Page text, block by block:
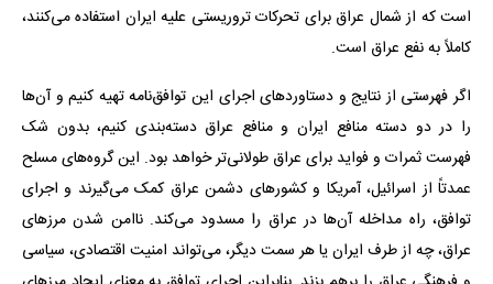
است که از شمال عراق برای تحرکات تروریستی علیه ایران استفاده می‌کنند،
کاملاً به نفع عراق است.
اگر فهرستی از نتایج و دستاوردهای اجرای این توافق‌نامه تهیه کنیم و آن‌ها
را در دو دسته منافع ایران و منافع عراق دسته‌بندی کنیم، بدون شک
فهرست ثمرات و فواید برای عراق طولانی‌تر خواهد بود. این گروه‌های مسلح
عمدتاً از اسرائیل، آمریکا و کشورهای دشمن عراق کمک می‌گیرند و اجرای
توافق، راه مداخله آن‌ها در عراق را مسدود می‌کند. ناامن شدن مرزهای
عراق، چه از طرف ایران یا هر سمت دیگر، می‌تواند امنیت اقتصادی، سیاسی